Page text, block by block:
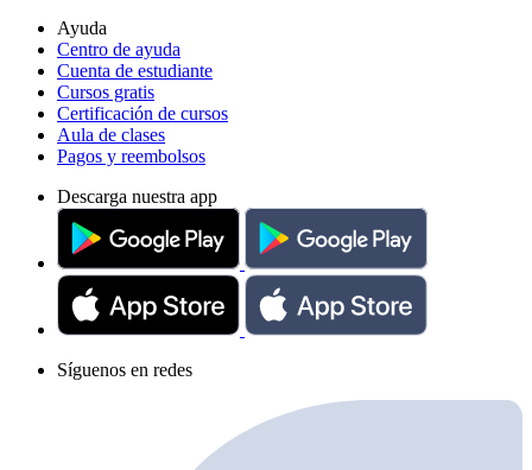
Ayuda
Centro de ayuda
Cuenta de estudiante
Cursos gratis
Certificación de cursos
Aula de clases
Pagos y reembolsos
Descarga nuestra app
Síguenos en redes